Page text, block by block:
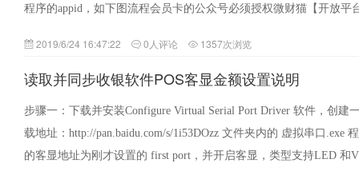
程序的appid，如下图流程会员卡的公众号必须授权微财猫【开放平
2019/6/24 16:47:22 0人评论 1357次浏览
读取并同步收银软件POS客显金额设置说明
步骤一：下载并安装Configure Virtual Serial Port Driver 软件，创建
载地址：http://pan.baidu.com/s/1i53DOzz 文件夹内的 虚拟串口.exe
的客显地址为刚才设置的 first port，并开启客显，类型支持LED 和